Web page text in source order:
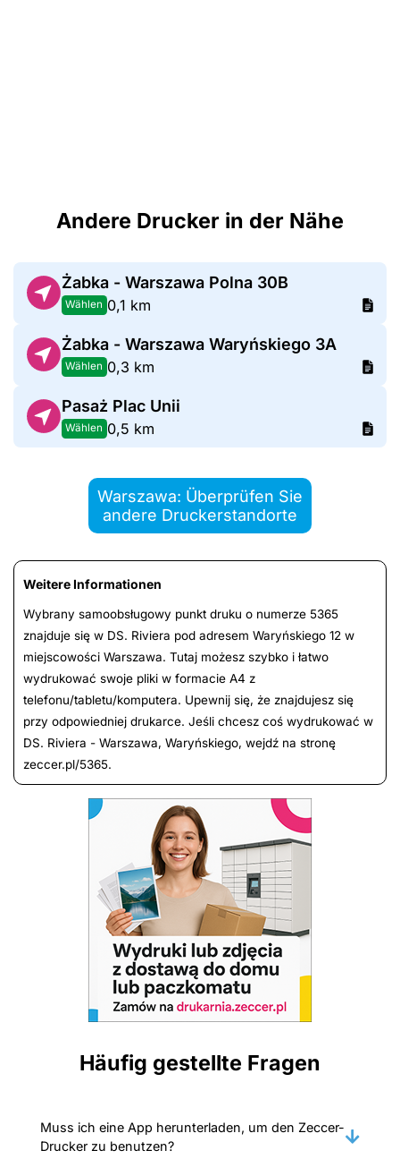
Andere Drucker in der Nähe
Żabka - Warszawa Polna 30B
Wählen 0,1 km
Żabka - Warszawa Waryńskiego 3A
Wählen 0,3 km
Pasaż Plac Unii
Wählen 0,5 km
Warszawa: Überprüfen Sie
andere Druckerstandorte
Weitere Informationen
Wybrany samoobsługowy punkt druku o numerze 5365
znajduje się w DS. Riviera pod adresem Waryńskiego 12 w
miejscowości Warszawa. Tutaj możesz szybko i łatwo
wydrukować swoje pliki w formacie A4 z
telefonu/tabletu/komputera. Upewnij się, że znajdujesz się
przy odpowiedniej drukarce. Jeśli chcesz coś wydrukować w
DS. Riviera - Warszawa, Waryńskiego, wejdź na stronę
zeccer.pl/5365.
Häufig gestellte Fragen
Muss ich eine App herunterladen, um den Zeccer-
Drucker zu benutzen?